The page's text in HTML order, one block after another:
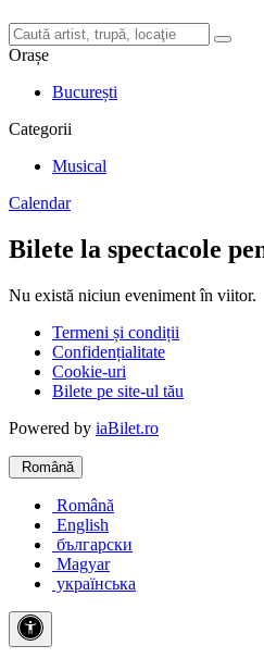
Orașe
București
Categorii
Musical
Calendar
Bilete la spectacole
Nu există niciun eveniment în viitor.
Termeni și condiții
Confidențialitate
Cookie-uri
Bilete pe site-ul tău
Powered by iaBilet.ro
Română
Română
English
български
Magyar
українська